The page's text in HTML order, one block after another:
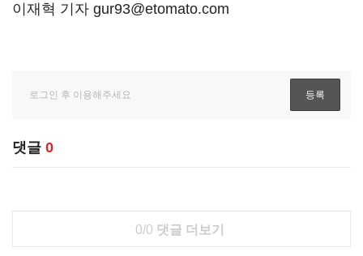
이재혁 기자 gur93@etomato.com
댓글 0
0/0 댓글 더보기